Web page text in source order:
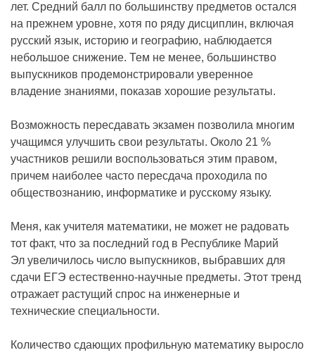
лет. Средний балл по большинству предметов остался
на прежнем уровне, хотя по ряду дисциплин, включая
русский язык, историю и географию, наблюдается
небольшое снижение. Тем не менее, большинство
выпускников продемонстрировали уверенное
владение знаниями, показав хорошие результаты.
Возможность пересдавать экзамен позволила многим
учащимся улучшить свои результаты. Около 21 %
участников решили воспользоваться этим правом,
причем наиболее часто пересдача проходила по
обществознанию, информатике и русскому языку.
Меня, как учителя математики, не может не радовать
тот факт, что за последний год в Республике Марий
Эл увеличилось число выпускников, выбравших для
сдачи ЕГЭ естественно-научные предметы. Этот тренд
отражает растущий спрос на инженерные и
технические специальности.
Количество сдающих профильную математику выросло